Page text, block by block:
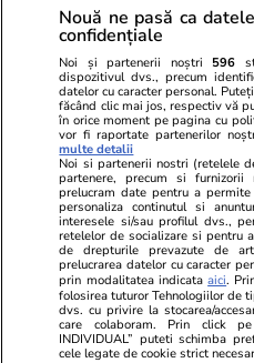
141 de localități din
au restricții la apă: 80 în
centralizat și 61
puțuri și fântâni
Adormirea Maicii
reflecție asupra unei mari
sărbători
Nouă ne pasă ca
confidențiale
Noi și partenerii noștri 596
dispozitivul dvs., precum
datelor cu caracter personal.
făcând clic mai jos, respectiv vă
în orice moment pe pagina cu
vor fi raportate partenerilor
multe detalii
Noi si partenerii nostri (retelele
partenere, precum si
prelucram date pentru a
personaliza continutul si
interesele si/sau profilul dvs.,
retelelor de socializare si pentru
de drepturile prevazute de
prelucrarea datelor cu caracter
prin modalitatea indicataaici.
folosirea tuturor Tehnologiilor de
dvs. cu privire la stocarea/
care colaboram. Prin click pe
INDIVIDUAL” puteti schimba
cele legate de cookie strict